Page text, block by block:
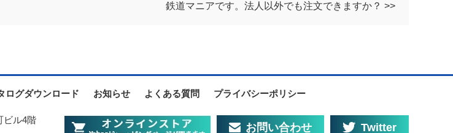
鉄道マニアです。法人以外でも注文できますか？ >>
ログダウンロード お知らせ よくある質問 プライバシーポリシー
ビル4階
お問い合わせ Twitter